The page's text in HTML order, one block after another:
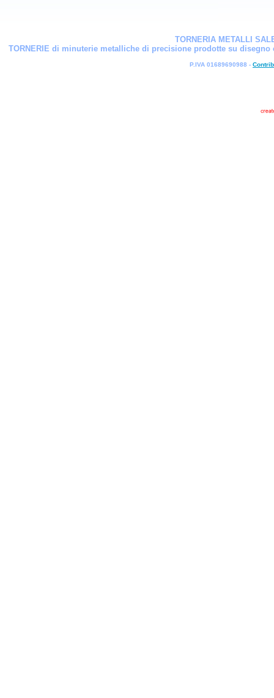
TORNERIA METALLI
TORNERIE di minuterie metalliche di precisione prodotte su
P.IVA 01689690988 -